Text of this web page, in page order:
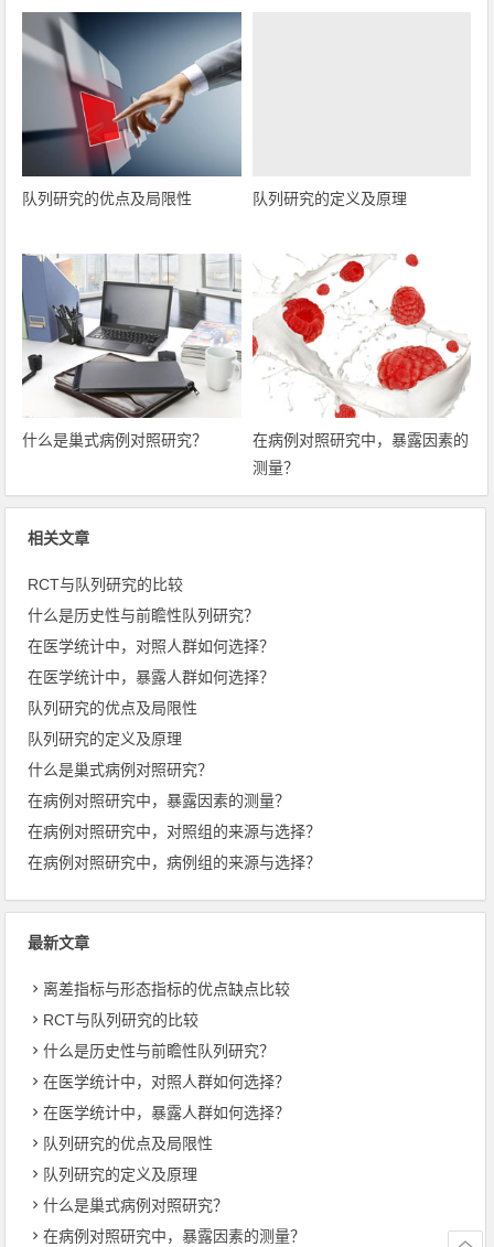
队列研究的优点及局限性 队列研究的定义及原理
什么是巢式病例对照研究？
在病例对照研究中，暴露因素的
测量？
相关文章
RCT与队列研究的比较
什么是历史性与前瞻性队列研究？
在医学统计中，对照人群如何选择？
在医学统计中，暴露人群如何选择？
队列研究的优点及局限性
队列研究的定义及原理
什么是巢式病例对照研究？
在病例对照研究中，暴露因素的测量？
在病例对照研究中，对照组的来源与选择？
在病例对照研究中，病例组的来源与选择？
最新文章
离差指标与形态指标的优点缺点比较
RCT与队列研究的比较
什么是历史性与前瞻性队列研究？
在医学统计中，对照人群如何选择？
在医学统计中，暴露人群如何选择？
队列研究的优点及局限性
队列研究的定义及原理
什么是巢式病例对照研究？
在病例对照研究中，暴露因素的测量？